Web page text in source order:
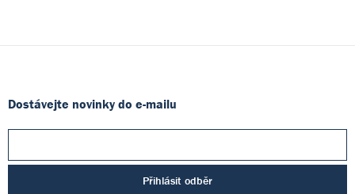
Dostávejte novinky do e-mailu
Přihlásit odběr